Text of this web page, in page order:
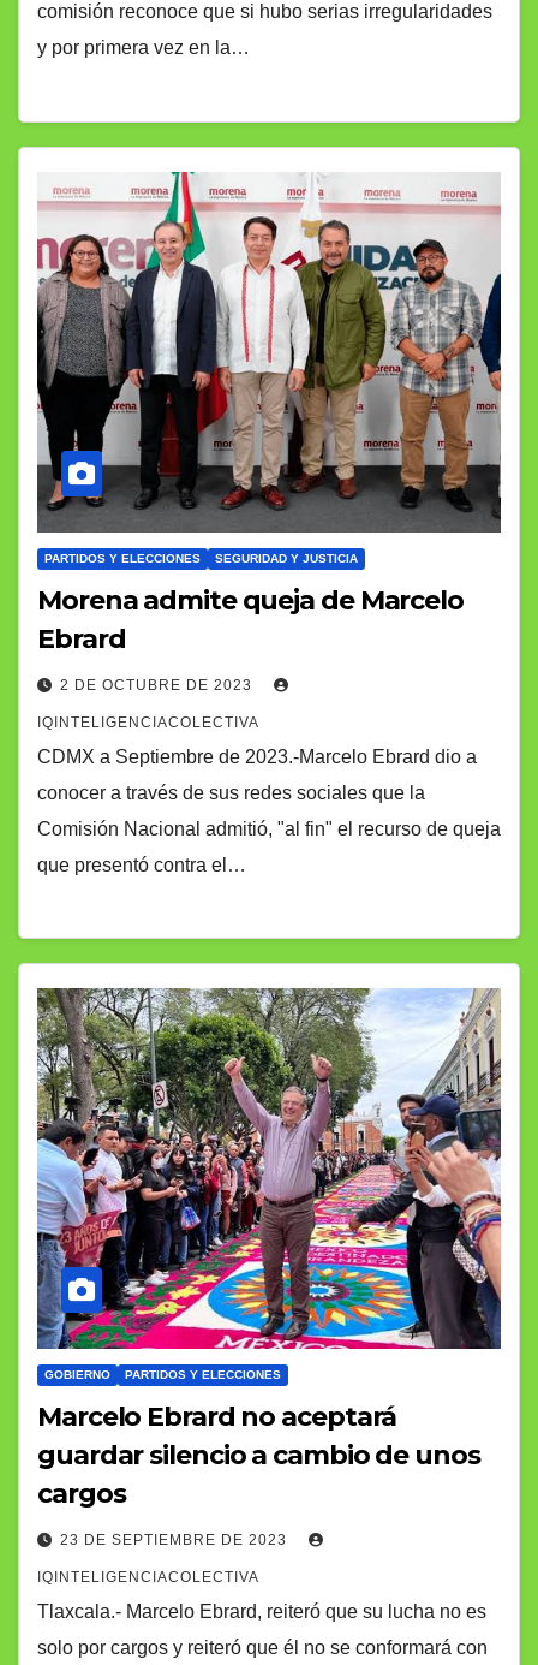
comisión reconoce que si hubo serias irregularidades
y por primera vez en la…
PARTIDOS Y ELECCIONES SEGURIDAD Y JUSTICIA
Morena admite queja de Marcelo
Ebrard
2 DE OCTUBRE DE 2023
IQINTELIGENCIACOLECTIVA
CDMX a Septiembre de 2023.-Marcelo Ebrard dio a
conocer a través de sus redes sociales que la
Comisión Nacional admitió, "al fin" el recurso de queja
que presentó contra el…
GOBIERNO PARTIDOS Y ELECCIONES
Marcelo Ebrard no aceptará
guardar silencio a cambio de unos
cargos
23 DE SEPTIEMBRE DE 2023
IQINTELIGENCIACOLECTIVA
Tlaxcala.- Marcelo Ebrard, reiteró que su lucha no es
solo por cargos y reiteró que él no se conformará con